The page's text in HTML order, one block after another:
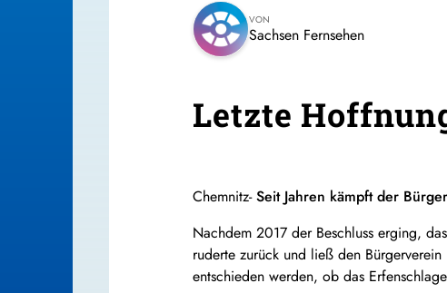
VON
Sachsen Fernsehen
Letzte
Chemnitz-Seit Jahren kämpft der
Nachdem 2017 der Beschluss erging,
ruderte zurück und ließ den
entschieden werden, ob das